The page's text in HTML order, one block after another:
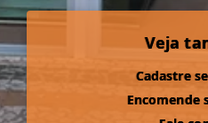
Veja
Cadastre
Encomende